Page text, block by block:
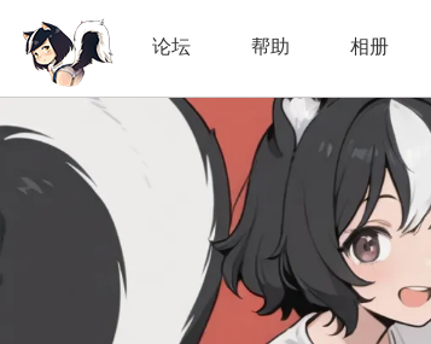
论坛 帮助 相册